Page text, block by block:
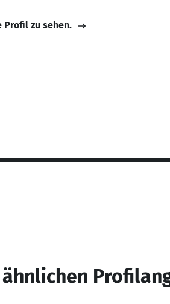
Profil zu sehen.